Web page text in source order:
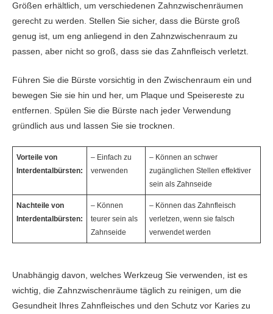
Größen erhältlich, um verschiedenen Zahnzwischenräumen
gerecht zu werden. Stellen Sie sicher, dass die Bürste groß
genug ist, um eng anliegend in den Zahnzwischenraum zu
passen, aber nicht so groß, dass sie das Zahnfleisch verletzt.
Führen Sie die Bürste vorsichtig in den Zwischenraum ein und
bewegen Sie sie hin und her, um Plaque und Speisereste zu
entfernen. Spülen Sie die Bürste nach jeder Verwendung
gründlich aus und lassen Sie sie trocknen.
Vorteile von
Interdentalbürsten:
– Einfach zu
verwenden
– Können an schwer
zugänglichen Stellen effektiver
sein als Zahnseide
Nachteile von
Interdentalbürsten:
– Können
teurer sein als
Zahnseide
– Können das Zahnfleisch
verletzen, wenn sie falsch
verwendet werden
Unabhängig davon, welches Werkzeug Sie verwenden, ist es
wichtig, die Zahnzwischenräume täglich zu reinigen, um die
Gesundheit Ihres Zahnfleisches und den Schutz vor Karies zu